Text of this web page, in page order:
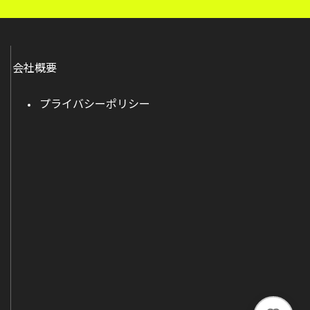
会社概要
プライバシーポリシー